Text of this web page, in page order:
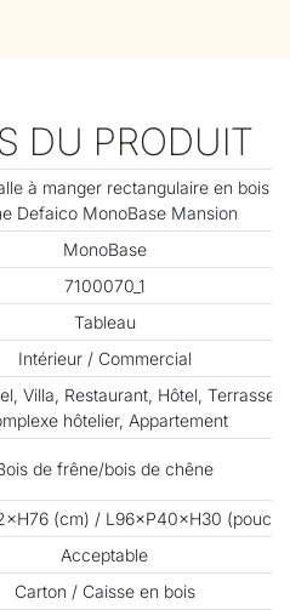
DU PRODUIT
à manger rectangulaire en bois
Defaico MonoBase Mansion
MonoBase
7100070_1
Tableau
Intérieur / Commercial
Villa, Restaurant, Hôtel, Terrasse,
hôtelier, Appartement
de frêne/bois de chêne
(cm) / L96×P40×H30
Acceptable
Carton / Caisse en bois